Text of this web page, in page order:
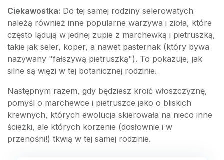
Ciekawostka: Do tej samej rodziny selerowatych
należą również inne popularne warzywa i zioła, które
często lądują w jednej zupie z marchewką i pietruszką,
takie jak seler, koper, a nawet pasternak (który bywa
nazywany "fałszywą pietruszką"). To pokazuje, jak
silne są więzi w tej botanicznej rodzinie.
Następnym razem, gdy będziesz kroić włoszczyznę,
pomyśl o marchewce i pietruszce jako o bliskich
krewnych, których ewolucja skierowała na nieco inne
ścieżki, ale których korzenie (dosłownie i w
przenośni!) tkwią w tej samej rodzinie.